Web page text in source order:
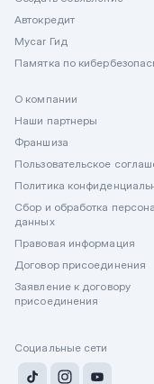
Автокредит
Mycar Гид
Памятка по
О компании
Наши партнеры
Франшиза
Пользовательское
Политика
Сбор и обработка
данных
Правовая информация
Договор присоединения
Заявление к договору
присоединения
Социальные сети